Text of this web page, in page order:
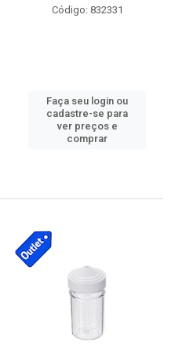
Código: 832331
Faça seu login ou
cadastre-se para
ver preços e
comprar